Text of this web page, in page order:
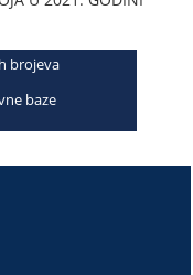
brojeva
baze